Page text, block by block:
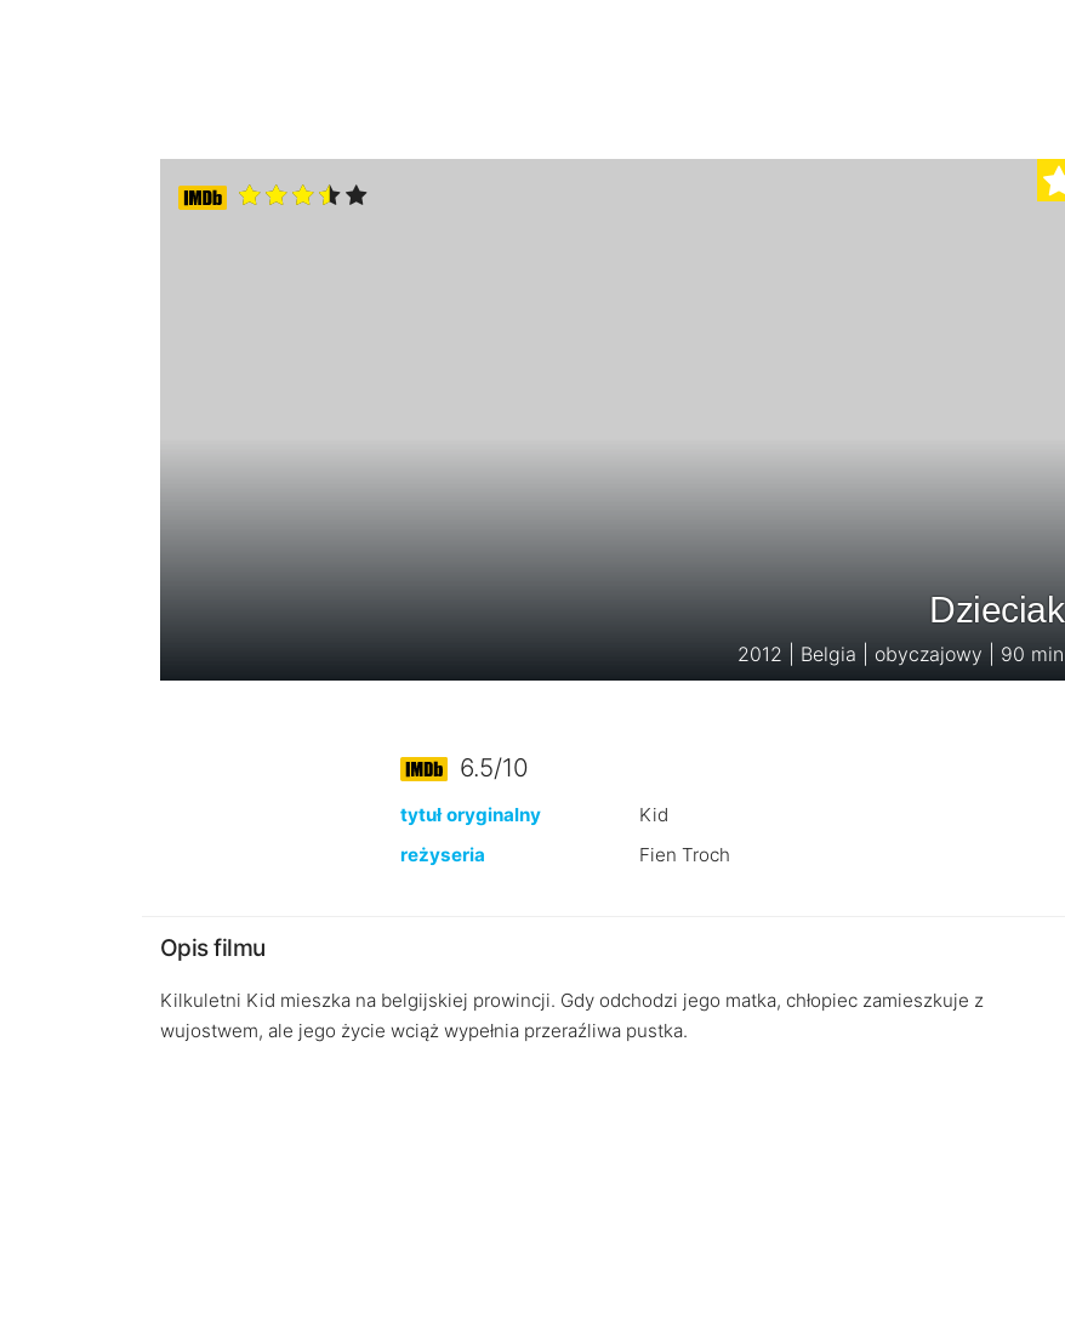
Dzieciak
2012 | Belgia | obyczajowy | 90 min
6.5/10
tytuł oryginalny
Kid
reżyseria
Fien Troch
Opis filmu
Kilkuletni Kid mieszka na belgijskiej prowincji. Gdy odchodzi jego matka, chłopiec zamieszkuje z
wujostwem, ale jego życie wciąż wypełnia przeraźliwa pustka.